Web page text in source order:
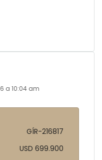
a 10:04 am
GÍR-216817
USD 699.900